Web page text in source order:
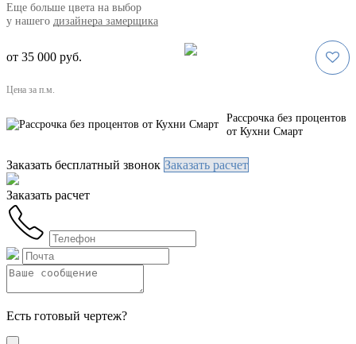
Eще больше цвета на выбор
у нашего дизайнера замерщика
от 35 000 руб.
Цена за п.м.
Рассрочка без процентов
от Кухни Смарт
Заказать бесплатный звонок Заказать расчет
Заказать расчет
Есть готовый чертеж?